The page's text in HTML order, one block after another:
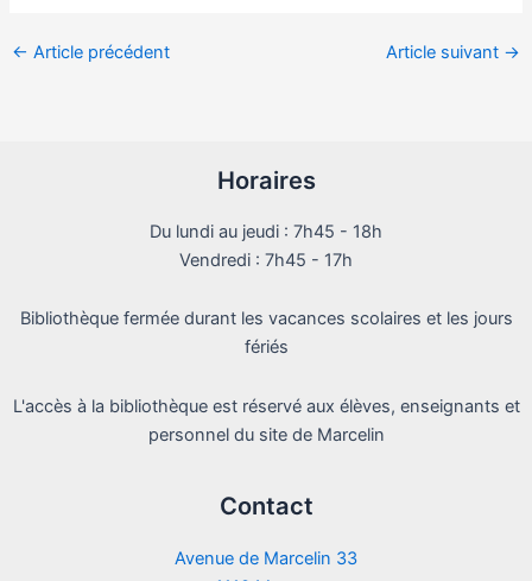
← Article précédent Article suivant →
Horaires
Du lundi au jeudi : 7h45 - 18h
Vendredi : 7h45 - 17h
Bibliothèque fermée durant les vacances scolaires et les jours
fériés
L'accès à la bibliothèque est réservé aux élèves, enseignants et
personnel du site de Marcelin
Contact
Avenue de Marcelin 33